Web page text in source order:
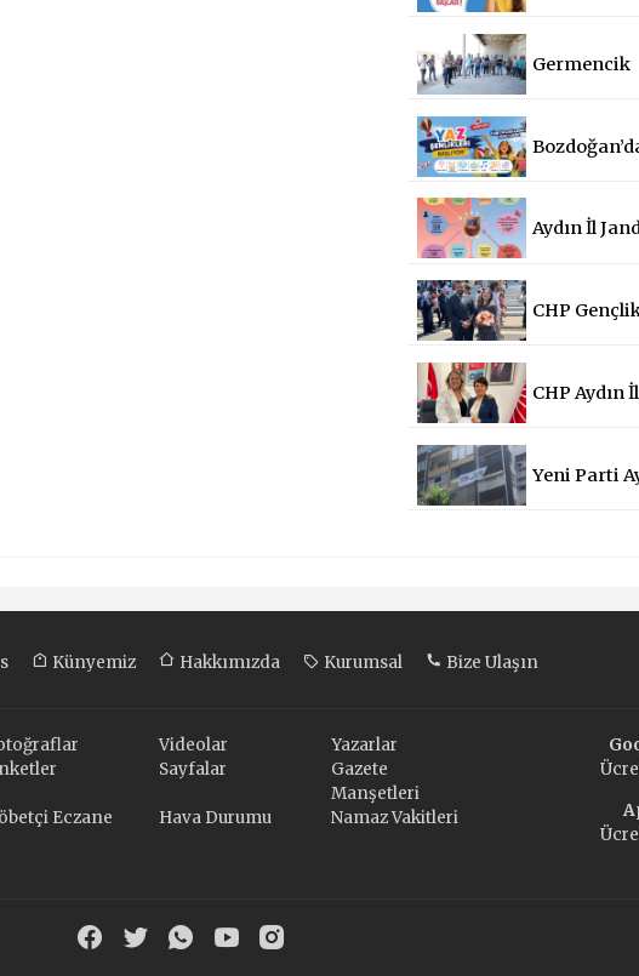
Germencik
Aydın İl
Suçla
CHP
CHP Aydın
Yeni Parti
Künyemiz Hakkımızda Kurumsal Bize Ulaşın
Videolar
Yazarlar
Sayfalar
Gazete
Manşetleri
Eczane
Hava Durumu Namaz Vakitleri